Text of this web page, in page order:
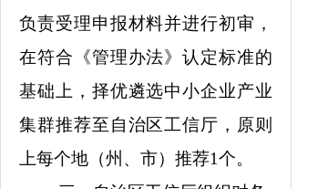
负责受理申报材料并进行初审，
在符合《管理办法》认定标准的
基础上，择优遴选中小企业产业
集群推荐至自治区工信厅 ， 原则
上每个地（州、市）推荐1个。